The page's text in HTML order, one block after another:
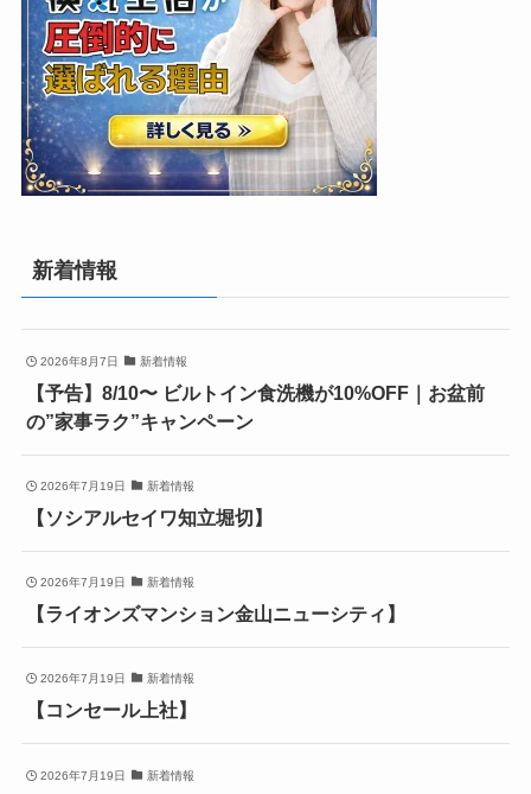
新着情報
2026年8月7日 新着情報
【予告】8/10〜 ビルトイン食洗機が10%OFF｜お盆前
の”家事ラク”キャンペーン
2026年7月19日 新着情報
【ソシアルセイワ知立堀切】
2026年7月19日 新着情報
【ライオンズマンション金山ニューシティ】
2026年7月19日 新着情報
【コンセール上社】
2026年7月19日 新着情報